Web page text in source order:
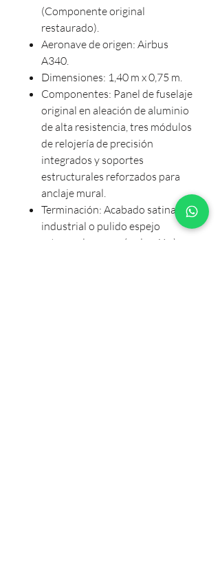
(Componente original
restaurado).
Aeronave de origen: Airbus
A340.
Dimensiones: 1,40 m x 0,75 m.
Componentes: Panel de fuselaje
original en aleación de aluminio
de alta resistencia, tres módulos
de relojería de precisión
integrados y soportes
estructurales reforzados para
anclaje mural.
Terminación: Acabado satinado
industrial o pulido espejo
artesanal a mano (a elección).